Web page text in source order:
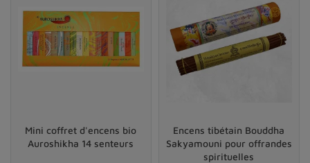
Mini coffret d'encens bio
Auroshikha 14 senteurs
Encens tibétain Bouddha
Sakyamouni pour offrandes
spirituelles